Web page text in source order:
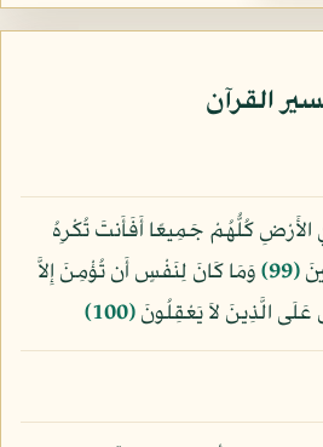
القرآن
كُلُّهُمْ جَمِيعًا أَفَأَنتَ تُكْرِهُ
﴿99﴾
وَمَا كَانَ لِنَفْسٍ أَن تُؤْمِنَ إِلاَّ
الَّذِينَ لاَ يَعْقِلُونَ﴿100﴾